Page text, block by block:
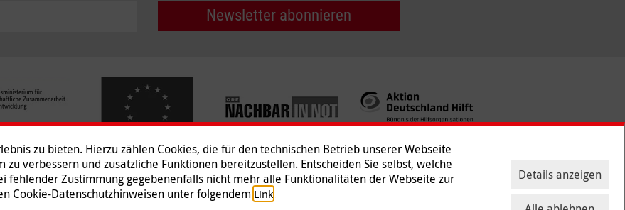
Newsletter abonnieren
Impressum | Datenschutz | Kontakt | Presse
© 2026 Malteser International
zu bieten. Hierzu zählen Cookies, die für den technischen Betrieb unserer Webseite
verbessern und zusätzliche Funktionen bereitzustellen. Entscheiden Sie selbst, welche
fehlender Zustimmung gegebenenfalls nicht mehr alle Funktionalitäten der Webseite zur
Cookie-Datenschutzhinweisen unter folgendem Link.
Details anzeigen